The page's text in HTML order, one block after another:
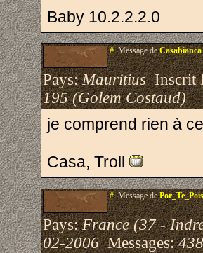
Baby 10.2.2.2.0
#.Message deCasabianca
Pays:MauritiusInscrit
195 (Golem Costaud)
je comprend rien à
Casa, Troll
#.Message de
Pays:France (37 -
02-2006Messages: